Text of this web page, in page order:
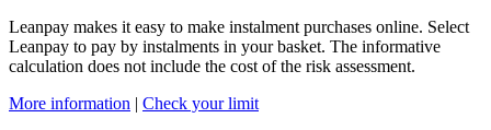
Leanpay makes it easy to make instalment purchases online. Select
Leanpay to pay by instalments in your basket. The informative
calculation does not include the cost of the risk assessment.
More information | Check your limit